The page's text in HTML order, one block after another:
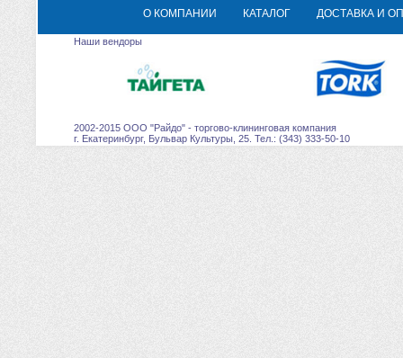
О КОМПАНИИ КАТАЛОГ ДОСТАВКА И
Наши вендоры
2002-2015 ООО "Райдо" - торгово-клининговая компания
г. Екатеринбург, Бульвар Культуры, 25. Тел.: (343) 333-50-10